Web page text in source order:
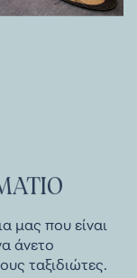
μας που είναι
άνετο
ταξιδιώτες.